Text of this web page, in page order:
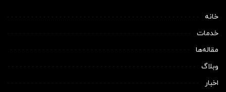
خانه
خدمات
مقاله‌ها
وبلاگ
اخبار